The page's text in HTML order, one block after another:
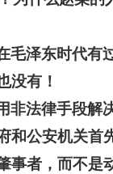
毛泽东时代有
没有！
非法律手段解
和公安机关首
事者，而不是